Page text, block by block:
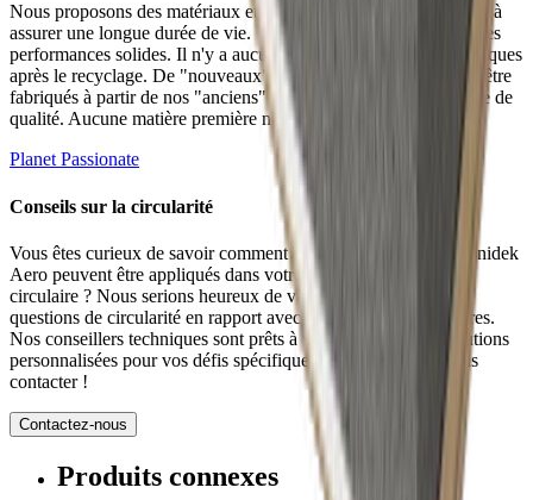
Nous proposons des matériaux et des systèmes d'isolation visant à
assurer une longue durée de vie. Vous pouvez vous attendre à des
performances solides. Il n'y a aucune perte des propriétés thermiques
après le recyclage. De "nouveaux" éléments de toiture peuvent être
fabriqués à partir de nos "anciens" éléments de toiture sans perte de
qualité. Aucune matière première n'est perdue.
Planet Passionate
Conseils sur la circularité
Vous êtes curieux de savoir comment les éléments de toiture Unidek
Aero peuvent être appliqués dans votre projet de construction
circulaire ? Nous serions heureux de vous conseiller sur les
questions de circularité en rapport avec l'isolation de vos toitures.
Nos conseillers techniques sont prêts à vous proposer des solutions
personnalisées pour vos défis spécifiques. N'hésitez pas à nous
contacter !
Contactez-nous
Produits connexes